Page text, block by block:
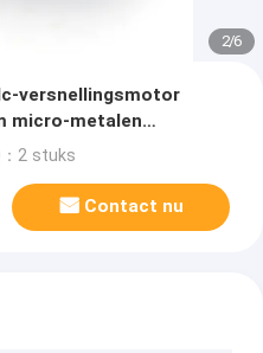
2/6
versnellingsmotor
micro-metalen
：2 stuks
Contact nu